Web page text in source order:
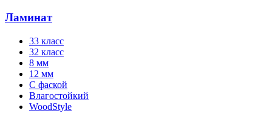
Ламинат
33 класс
32 класс
8 мм
12 мм
С фаской
Влагостойкий
WoodStyle